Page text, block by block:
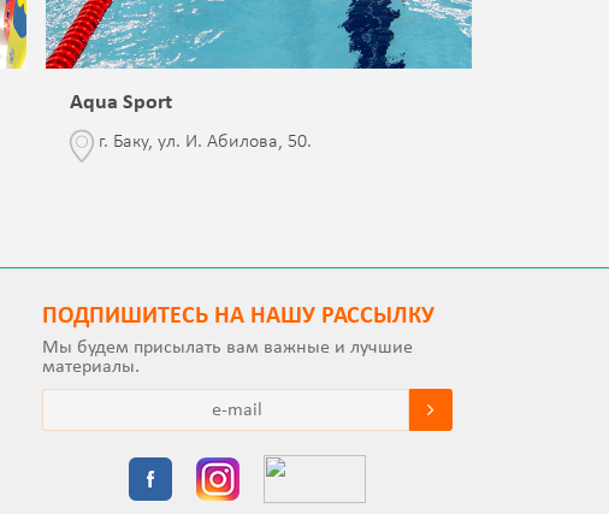
Aqua Sport
г. Баку, ул. И. Абилова, 50.
ПОДПИШИТEСЬ НА НАШУ РАССЫЛКУ
Мы будем присылать вам важные и лучшие
материалы.